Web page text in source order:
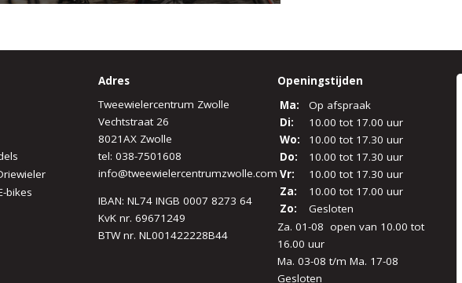
bikes
Adres
Tweewielercentrum Zwolle
Vechtstraat 26
8021AX Zwolle
tel: 038-7501608
info@tweewielercentrumzwolle.com
IBAN: NL74 INGB 0007 8273 64
KvK nr. 69671249
BTW nr. NL001422228B44
Openingstijden
Ma:
Op afspraak
Di:
10.00 tot 17.00 uur
Wo:
10.00 tot 17.30 uur
Do:
10.00 tot 17.30 uur
Vr:
10.00 tot 17.30 uur
Za:
10.00 tot 17.00 uur
Zo:
Gesloten
Za. 01-08 open van 10.00 tot
16.00 uur
Ma. 03-08 t/m Ma. 17-08
Gesloten